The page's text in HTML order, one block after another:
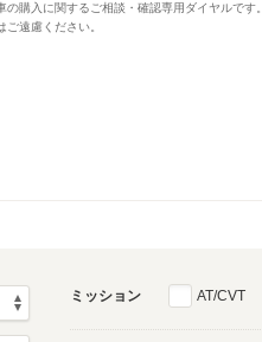
の購入に関するご相談・確認専用ダイヤルです
ご遠慮ください。
ミッション AT/CVT